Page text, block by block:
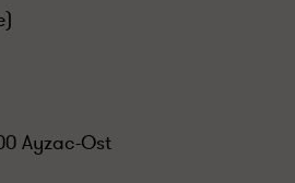
Ayzac-Ost